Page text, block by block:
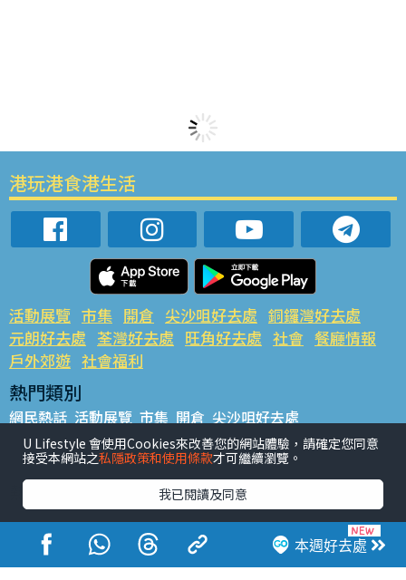
本週好去處
港玩港食港生活
活動展覽 市集 開倉 尖沙咀好去處 銅鑼灣好去處
元朗好去處 荃灣好去處 旺角好去處 社會 餐廳情報
戶外郊遊 社會福利
熱門類別
網民熱話 活動展覽 市集 開倉 尖沙咀好去處
銅鑼灣好去處 元朗好去處 荃灣好去處 旺角好去處 社會
餐廳情報 戶外郊遊
熱門標籤
#UGO搵好去處 #人氣活動推介 #美食社群熱話
#親子玩樂好去處
#ULifestyle應用程式
#限時搶
#UJetso禮物放送
#ULifestyle商戶中心 #著數 #網絡熱話
U Lifestyle 會使用Cookies來改善您的網站體驗，請確定您同意
接受本網站之私隱政策和使用條款才可繼續瀏覽。
我已閱讀及同意